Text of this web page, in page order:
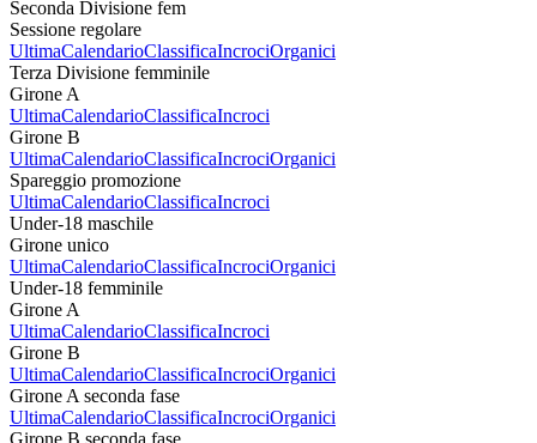
Seconda Divisione fem
Sessione regolare
UltimaCalendarioClassificaIncrociOrganici
Terza Divisione femminile
Girone A
UltimaCalendarioClassificaIncroci
Girone B
UltimaCalendarioClassificaIncrociOrganici
Spareggio promozione
UltimaCalendarioClassificaIncroci
Under-18 maschile
Girone unico
UltimaCalendarioClassificaIncrociOrganici
Under-18 femminile
Girone A
UltimaCalendarioClassificaIncroci
Girone B
UltimaCalendarioClassificaIncrociOrganici
Girone A seconda fase
UltimaCalendarioClassificaIncrociOrganici
Girone B seconda fase